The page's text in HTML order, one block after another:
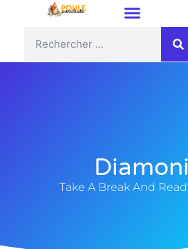
Take A Break And